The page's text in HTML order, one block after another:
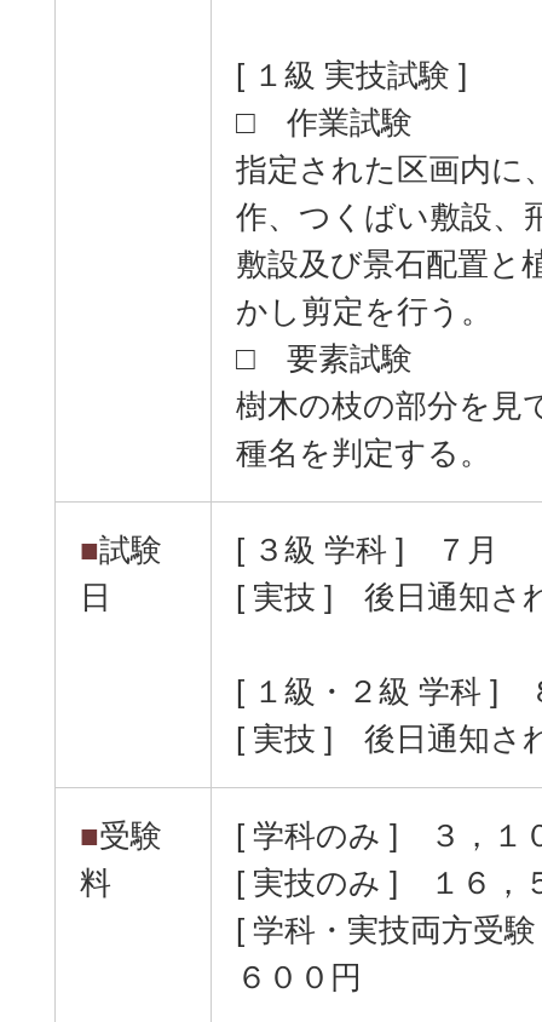
[ １級 実技試験 ]
□ 作業試験
指定された区画内に
作、つくばい敷設、
敷設及び景石配置と
かし剪定を行う。
□ 要素試験
樹木の枝の部分を見
種名を判定する。
■試験
日
[ ３級 学科 ] ７月
[ 実技 ] 後日通知さ
[ １級・２級 学科
[ 実技 ] 後日通知さ
■受験
料
[ 学科のみ ] ３，１
[ 実技のみ ] １６，
[ 学科・実技両方受
６００円